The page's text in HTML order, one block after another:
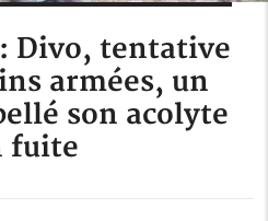
Divo, tentative
armées, un
son acolyte
fuite